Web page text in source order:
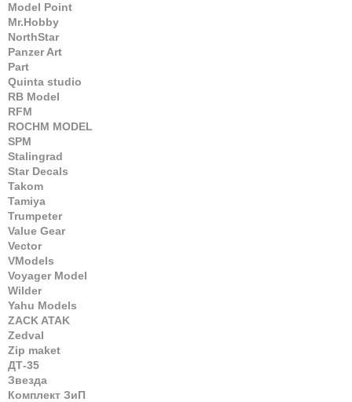
Model Point
Mr.Hobby
NorthStar
Panzer Art
Part
Quinta studio
RB Model
RFM
ROCHM MODEL
SPM
Stalingrad
Star Decals
Takom
Tamiya
Trumpeter
Value Gear
Vector
VModels
Voyager Model
Wilder
Yahu Models
ZACK ATAK
Zedval
Zip maket
ДТ-35
Звезда
Комплект ЗиП